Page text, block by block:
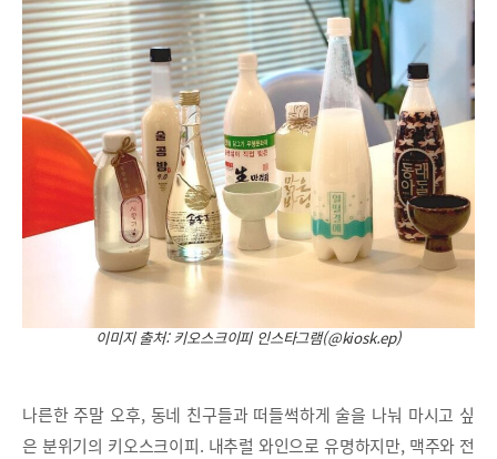
이미지 출처: 키오스크이피 인스타그램(@kiosk.ep)
나른한 주말 오후, 동네 친구들과 떠들썩하게 술을 나눠 마시고 싶
은 분위기의 키오스크이피. 내추럴 와인으로 유명하지만, 맥주와 전